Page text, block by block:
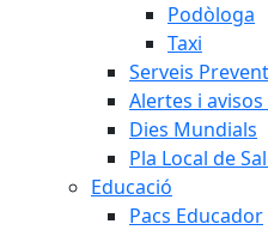
Podòloga
Taxi
Serveis
Alertes i
Dies Mundials
Pla Local de
Educació
Pacs Educador